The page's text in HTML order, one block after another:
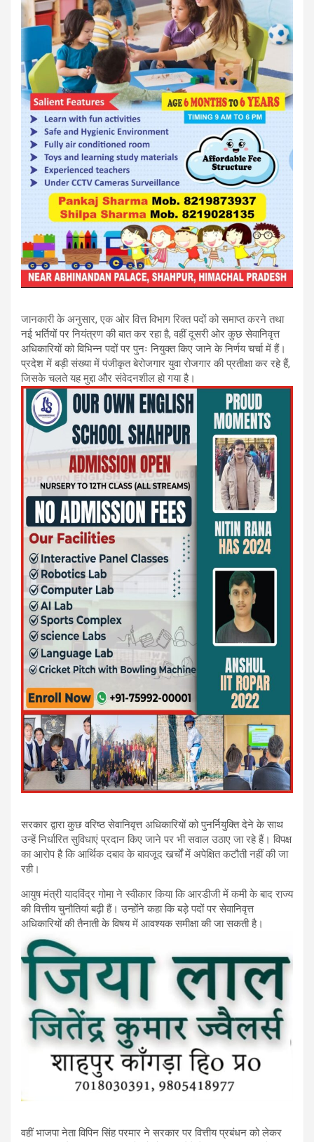
जानकारी के अनुसार, एक ओर वित्त विभाग रिक्त पदों को समाप्त करने तथा
नई भर्तियों पर नियंत्रण की बात कर रहा है, वहीं दूसरी ओर कुछ सेवानिवृत्त
अधिकारियों को विभिन्न पदों पर पुनः नियुक्त किए जाने के निर्णय चर्चा में हैं।
प्रदेश में बड़ी संख्या में पंजीकृत बेरोजगार युवा रोजगार की प्रतीक्षा कर रहे हैं,
जिसके चलते यह मुद्दा और संवेदनशील हो गया है।
सरकार द्वारा कुछ वरिष्ठ सेवानिवृत्त अधिकारियों को पुनर्नियुक्ति देने के साथ
उन्हें निर्धारित सुविधाएं प्रदान किए जाने पर भी सवाल उठाए जा रहे हैं। विपक्ष
का आरोप है कि आर्थिक दबाव के बावजूद खर्चों में अपेक्षित कटौती नहीं की जा
रही।
आयुष मंत्री यादविंद्र गोमा ने स्वीकार किया कि आरडीजी में कमी के बाद राज्य
की वित्तीय चुनौतियां बढ़ी हैं। उन्होंने कहा कि बड़े पदों पर सेवानिवृत्त
अधिकारियों की तैनाती के विषय में आवश्यक समीक्षा की जा सकती है।
वहीं भाजपा नेता विपिन सिंह परमार ने सरकार पर वित्तीय प्रबंधन को लेकर